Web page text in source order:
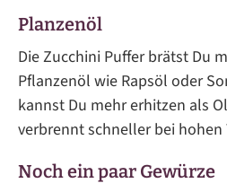
Planzenöl
Die Zucchini Puffer brätst Du
Pflanzenöl wie Rapsöl oder
kannst Du mehr erhitzen als
verbrennt schneller bei
Noch ein paar Gewürze